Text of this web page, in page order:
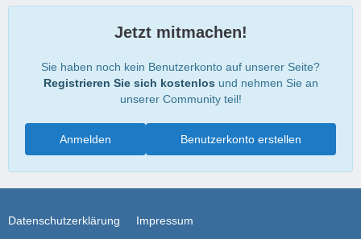
Jetzt mitmachen!
Sie haben noch kein Benutzerkonto auf unserer Seite?
Registrieren Sie sich kostenlos und nehmen Sie an
unserer Community teil!
Benutzerkonto erstellen
Anmelden
Datenschutzerklärung Impressum